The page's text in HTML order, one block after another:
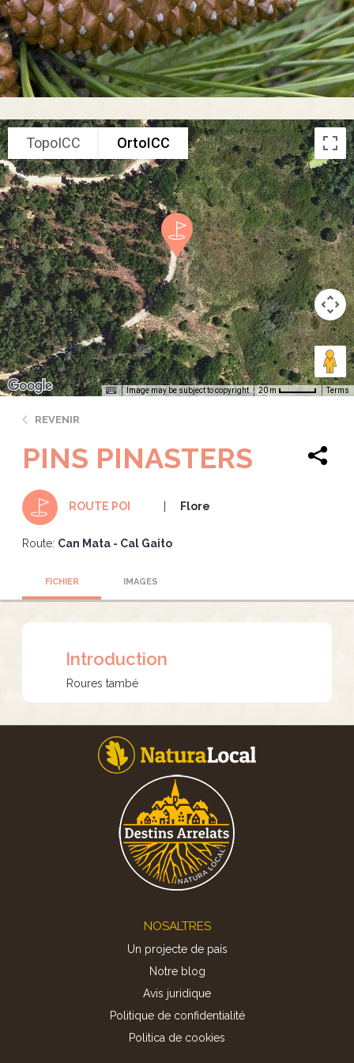
TopoICC OrtoICC
Image may be subject to copyright 20 m Terms
REVENIR
PINS PINASTERS
ROUTE POI Flore
Route: Can Mata - Cal Gaito
FICHIER IMAGES
Introduction
Roures també
NOSALTRES
Un projecte de país
Notre blog
Avis juridique
Politique de confidentialité
Politica de cookies